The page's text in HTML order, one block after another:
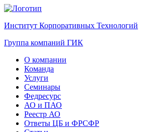
Институт Корпоративных Технологий
Группа компаний ГИК
О компании
Команда
Услуги
Семинары
Федресурс
АО и ПАО
Реестр АО
Ответы ЦБ и ФРСФР